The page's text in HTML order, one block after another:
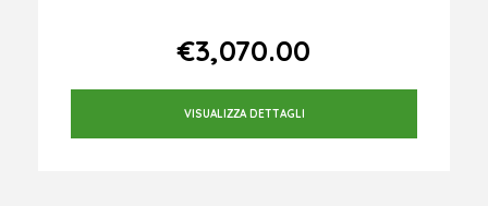
€3,070.00
VISUALIZZA DETTAGLI